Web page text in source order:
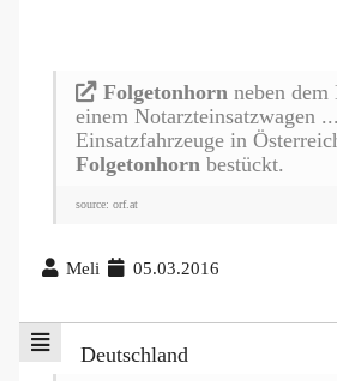
Folgetonhorn neben
einem Notarzteinsatzwagen
Einsatzfahrzeuge in
Folgetonhorn bestückt.
source: orf.at
Meli 05.03.2016
Deutschland